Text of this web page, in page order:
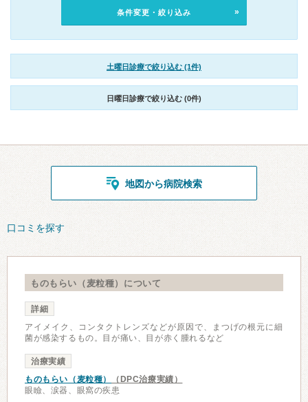
条件変更・絞り込み
土曜日診療で絞り込む (1件)
日曜日診療で絞り込む (0件)
地図から病院検索
口コミを探す
ものもらい（麦粒種）について
詳細
アイメイク、コンタクトレンズなどが原因で、まつげの根元に細
菌が感染するもの。目が痛い、目が赤く腫れるなど
治療実績
ものもらい（麦粒種）
（DPC治療実績）
眼瞼、涙器、眼窩の疾患